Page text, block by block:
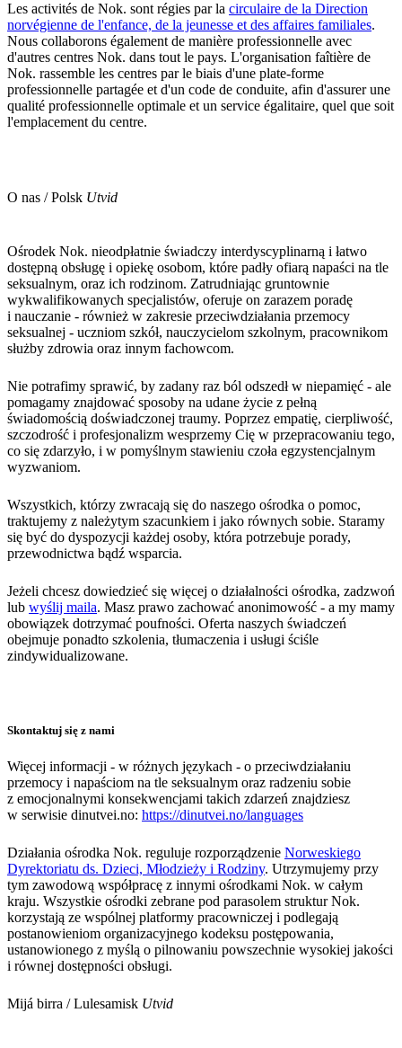
Les activités de Nok. sont régies par la circulaire de la Direction
norvégienne de l'enfance, de la jeunesse et des affaires familiales.
Nous collaborons également de manière professionnelle avec
d'autres centres Nok. dans tout le pays. L'organisation faîtière de
Nok. rassemble les centres par le biais d'une plate-forme
professionnelle partagée et d'un code de conduite, afin d'assurer une
qualité professionnelle optimale et un service égalitaire, quel que soit
l'emplacement du centre.
O nas / Polsk Utvid
Ośrodek Nok. nieodpłatnie świadczy interdyscyplinarną i łatwo
dostępną obsługę i opiekę osobom, które padły ofiarą napaści na tle
seksualnym, oraz ich rodzinom. Zatrudniając gruntownie
wykwalifikowanych specjalistów, oferuje on zarazem poradę
i nauczanie - również w zakresie przeciwdziałania przemocy
seksualnej - uczniom szkół, nauczycielom szkolnym, pracownikom
służby zdrowia oraz innym fachowcom.
Nie potrafimy sprawić, by zadany raz ból odszedł w niepamięć - ale
pomagamy znajdować sposoby na udane życie z pełną
świadomością doświadczonej traumy. Poprzez empatię, cierpliwość,
szczodrość i profesjonalizm wesprzemy Cię w przepracowaniu tego,
co się zdarzyło, i w pomyślnym stawieniu czoła egzystencjalnym
wyzwaniom.
Wszystkich, którzy zwracają się do naszego ośrodka o pomoc,
traktujemy z należytym szacunkiem i jako równych sobie. Staramy
się być do dyspozycji każdej osoby, która potrzebuje porady,
przewodnictwa bądź wsparcia.
Jeżeli chcesz dowiedzieć się więcej o działalności ośrodka, zadzwoń
lub wyślij maila. Masz prawo zachować anonimowość - a my mamy
obowiązek dotrzymać poufności. Oferta naszych świadczeń
obejmuje ponadto szkolenia, tłumaczenia i usługi ściśle
zindywidualizowane.
Skontaktuj się z nami
Więcej informacji - w różnych językach - o przeciwdziałaniu
przemocy i napaściom na tle seksualnym oraz radzeniu sobie
z emocjonalnymi konsekwencjami takich zdarzeń znajdziesz
w serwisie dinutvei.no: https://dinutvei.no/languages
Działania ośrodka Nok. reguluje rozporządzenie Norweskiego
Dyrektoriatu ds. Dzieci, Młodzieży i Rodziny. Utrzymujemy przy
tym zawodową współpracę z innymi ośrodkami Nok. w całym
kraju. Wszystkie ośrodki zebrane pod parasolem struktur Nok.
korzystają ze wspólnej platformy pracowniczej i podlegają
postanowieniom organizacyjnego kodeksu postępowania,
ustanowionego z myślą o pilnowaniu powszechnie wysokiej jakości
i równej dostępności obsługi.
Mijá birra / Lulesamisk Utvid